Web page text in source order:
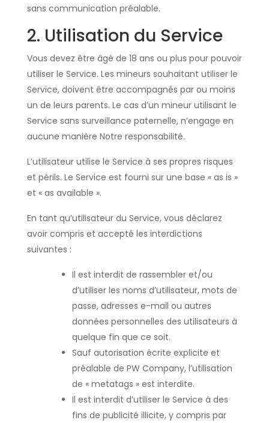
sans communication préalable.
2. Utilisation du Service
Vous devez être âgé de 18 ans ou plus pour pouvoir
utiliser le Service. Les mineurs souhaitant utiliser le
Service, doivent être accompagnés par ou moins
un de leurs parents. Le cas d’un mineur utilisant le
Service sans surveillance paternelle, n’engage en
aucune manière Notre responsabilité.
L’utilisateur utilise le Service à ses propres risques
et périls. Le Service est fourni sur une base « as is »
et « as available ».
En tant qu’utilisateur du Service, vous déclarez
avoir compris et accepté les interdictions
suivantes :
Il est interdit de rassembler et/ou
d’utiliser les noms d’utilisateur, mots de
passe, adresses e-mail ou autres
données personnelles des utilisateurs à
quelque fin que ce soit.
Sauf autorisation écrite explicite et
préalable de PW Company, l’utilisation
de « metatags » est interdite.
Il est interdit d’utiliser le Service à des
fins de publicité illicite, y compris par